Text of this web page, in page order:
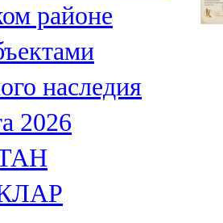
районе
наследия
2026